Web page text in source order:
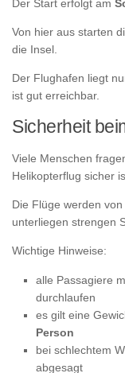
Der Start erfolgt am
Von hier aus starten
die Insel.
Der Flughafen liegt
ist gut erreichbar.
Sicherheit
Viele Menschen
Helikopterflug sicher
Die Flüge werden
unterliegen strengen
Wichtige Hinweise:
alle Passagiere
durchlaufen
es gilt eine
Person
bei schlechtem
abgesagt